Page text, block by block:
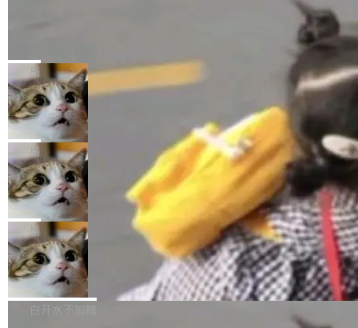
“启蒙老师”。 而今年，恰好是雷霄骅离世十周
年。FFmpeg 社区最终选择用一个大版本的名
字，留下了这份纪念。 雷霄骅曾是中国传媒大学
数字电视技术方向的博士生，长期从事视频、音
频技...
编写程序，目标是完成电商平台作者信息与商品
列表的数据匹配 —— 一项常规的数据处理任
务，最终却产生了 180 万美元的账单，实际支出
超出原定预算 860%。 更令人意外的是，该项目
最终并未成功落地，而高额算力消耗持续运行长
达 5 个月，公司直到财务对账时才察觉异常。这
意味着一个无人看管的 AI 程序，在近半年时间
里日夜不停地"烧钱"。 复盘显示，...
e CEO Clément Delangue 在 CNBC 的采访里
没有拐弯抹角。他说中国正在赢得 AI 竞赛，而
且按目前的速度，中国 AI 工具预计在今年底或
2027 年就能追上美国前沿实验室的水平。 Dela
ngue 把原因归结为一件事：开放协作。中国的
AI 开发者在一个共享和协作的生态里加速迭代，
而美国模型厂商在"闭门造车"。他的原话是 "buil
ding in silos"——各自为战，互不通气。 这个判
断从他嘴里说出来分量不同。Hugging Face 是
全球最大的开源 AI 平台，上面跑着上百万个模
型。谁在开源赛道上领先，...
局
当 AI agent 把源码变成了最好的扩展系
统，开发者工具必须开源
五年前，David Crawshaw 问过很多软件工程师
一个问题：你写过什么给自己用的程序？答案几
乎都是没有。工程师们整天用别人写的程序写程
序给别人用。偶尔有人自己写个博客系统、智能
家居控制、家庭实验室，都算稀奇事。 Crawsh
aw 是 Shelley 的作者，一个开源 AI coding age
nt。他最近在博客上写了一篇文章，核心论点很
简单：开发者工具必须开源。 理由不是传统的自
由软件情怀，而是一个跟 AI agent 直接相关的
技术判断。 两行 prompt 就能个性化任何软件 C
局
DeepSeek Harness 宣布内测邀请，全
网最大规模开源 Agent 路演现场诞生
一条内测招募帖，发出去的时候大概没人想到它
会变成一场开源 Agent 生态的路演。 8月1日，
DeepSeek Harness 团队负责人崔添翼（tiany
i）在 X 上发帖： 「如果你是 Agent Harness 相
关开源项目的开发者，希望参加 DeepSeek Har
ness 的内测，可以回复或私信联系我。请附上
局
商汤 SenseNova U1.5-Lite-Preview
开源
商汤科技宣布面向社区开源轻量级统一多模态模
型的预览版本 SenseNova U1.5-Lite-Preview。
白开水不加糖